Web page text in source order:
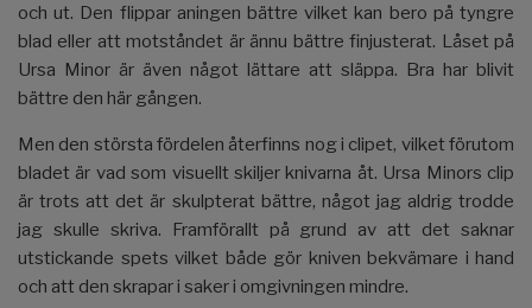
och ut. Den flippar aningen bättre vilket kan bero på tyngre
blad eller att motståndet är ännu bättre finjusterat. Låset på
Ursa Minor är även något lättare att släppa. Bra har blivit
bättre den här gången.
Men den största fördelen återfinns nog i clipet, vilket förutom
bladet är vad som visuellt skiljer knivarna åt. Ursa Minors clip
är trots att det är skulpterat bättre, något jag aldrig trodde
jag skulle skriva. Framförallt på grund av att det saknar
utstickande spets vilket både gör kniven bekvämare i hand
och att den skrapar i saker i omgivningen mindre.